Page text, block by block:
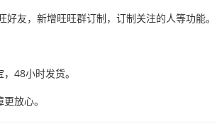
友，新增旺旺群订制，订制关注的人等功能。
48小时发货。
放心。